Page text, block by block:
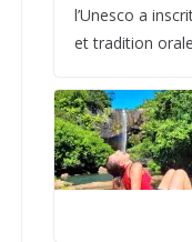
l’Unesco a
et tradition